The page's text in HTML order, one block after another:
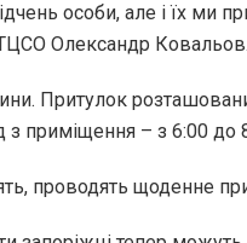
особи, але і їх ми
Олександр Ковальов.
Притулок
з приміщення – з 6:00 до
проводять щоденне